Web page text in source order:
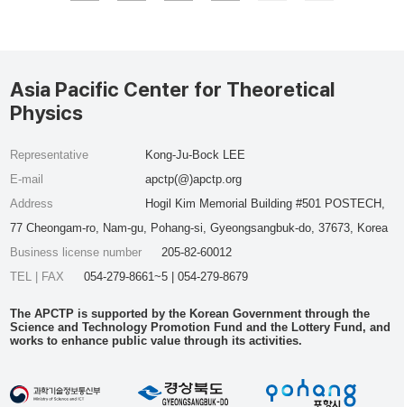
Asia Pacific Center for Theoretical
Physics
Representative
Kong-Ju-Bock LEE
E-mail
apctp(@)apctp.org
Address
Hogil Kim Memorial Building #501 POSTECH,
77 Cheongam-ro, Nam-gu, Pohang-si, Gyeongsangbuk-do, 37673, Korea
Business license number
205-82-60012
TEL | FAX
054-279-8661~5 | 054-279-8679
The APCTP is supported by the Korean Government through the
Science and Technology Promotion Fund and the Lottery Fund, and
works to enhance public value through its activities.